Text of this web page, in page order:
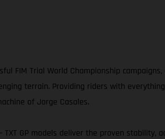
FIM Trial World Championship
terrain. Providing riders with
of Jorge Casales.
TXT GP models deliver the proven